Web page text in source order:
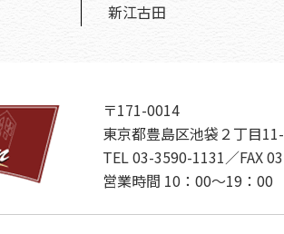
新江古田
〒171-0014
東京都豊島区池袋２丁目
TEL 03-3590-1131／FAX
営業時間 10：00～19：